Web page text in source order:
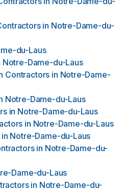
in Notre-Dame-du-
du-Laus
Notre-Dame-du-Laus
Contractors in Notre-Dame-
Notre-Dame-du-Laus
in Notre-Dame-du-Laus
in Notre-Dame-du-Laus
in Notre-Dame-du-Laus
in Notre-Dame-du-
Dame-du-Laus
in Notre-Dame-du-